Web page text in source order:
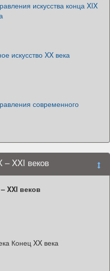
искусства конца XIX
искусство XX века
современного
– XXI веков
XXI веков
Конец XX века